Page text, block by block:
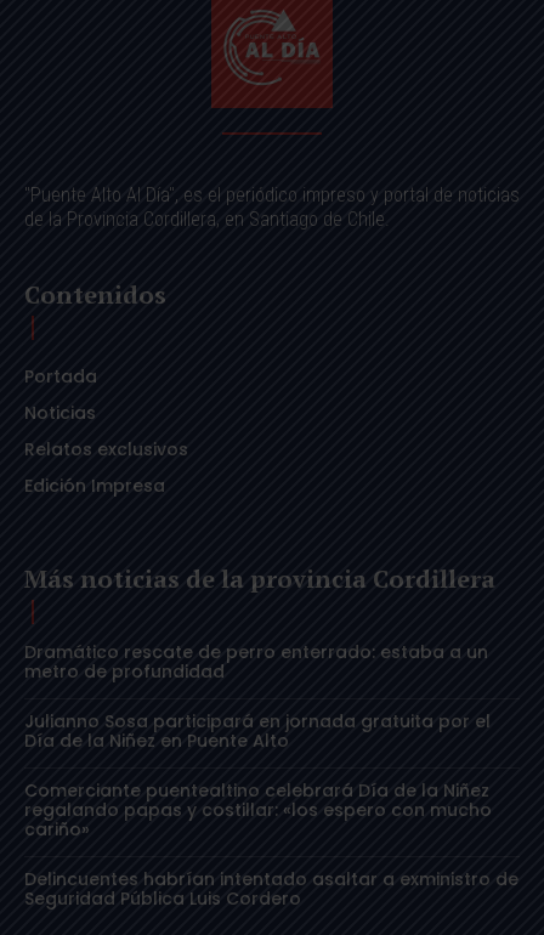
"Puente Alto Al Día", es el periódico impreso y portal de noticias
de la Provincia Cordillera, en Santiago de Chile.
Contenidos
Portada
Noticias
Relatos exclusivos
Edición Impresa
Más noticias de la provincia Cordillera
Dramático rescate de perro enterrado: estaba a un
metro de profundidad
Julianno Sosa participará en jornada gratuita por el
Día de la Niñez en Puente Alto
Comerciante puentealtino celebrará Día de la Niñez
regalando papas y costillar: «los espero con mucho
cariño»
Delincuentes habrían intentado asaltar a exministro de
Seguridad Pública Luis Cordero